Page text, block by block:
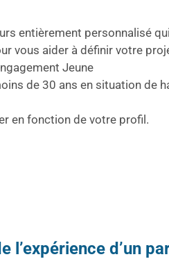
entièrement personnalisé
vous aider à définir votre
Jeune
de 30 ans en situation de
en fonction de votre profil.
d’un